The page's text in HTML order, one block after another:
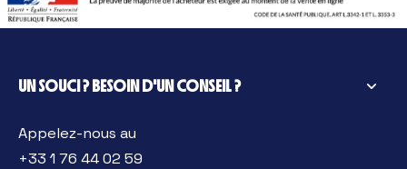
UN SOUCI ? BESOIN D'UN CONSEIL ?
Appelez-nous au
+33 1 76 44 02 59